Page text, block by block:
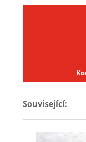
Související: